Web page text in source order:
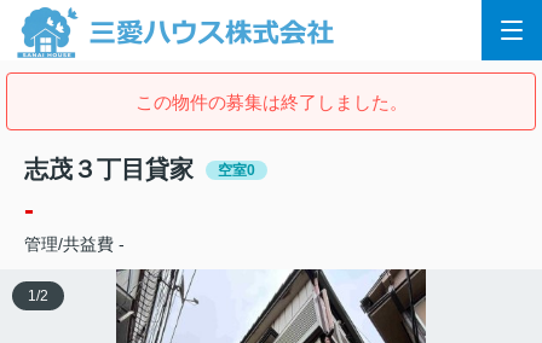
この物件の募集は終了しました。
志茂３丁目貸家 空室0
-
管理/共益費 -
1/2